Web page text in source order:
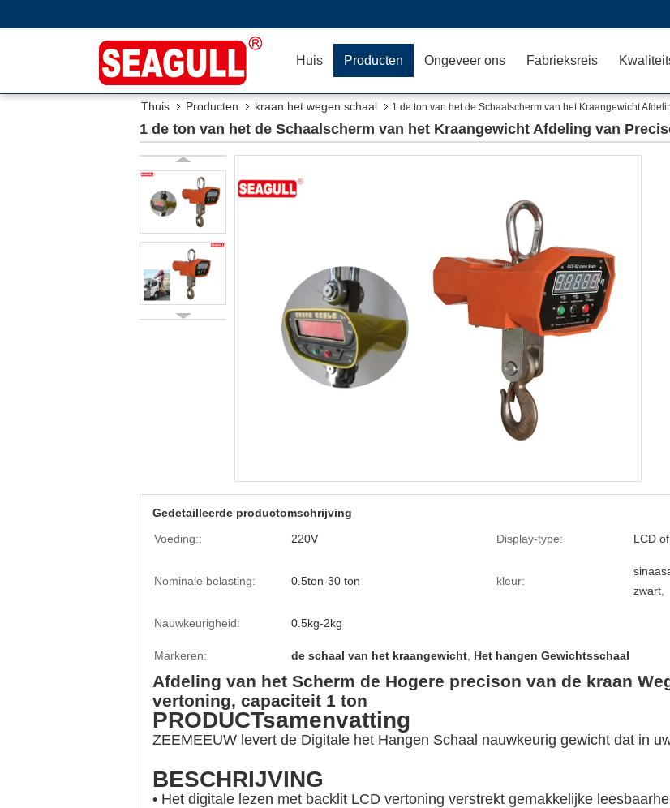
Huis Producten Ongeveer ons Fabrieksreis
Thuis Producten kraan het wegen schaal 1 de ton van het de Schaalscherm van het Kraangewicht
1 de ton van het de Schaalscherm van het Kraangewicht Afdeling van
Gedetailleerde productomschrijving
Voeding::
220V Display-type: LCD
Nominale belasting: 0.5ton-30 ton kleur:
zwart,
Nauwkeurigheid: 0.5kg-2kg
Markeren: de schaal van het kraangewicht Het hangen Gewichtsschaal
Afdeling van het Scherm de Hogere precison van de kraan
vertoning, capaciteit 1 ton
PRODUCTsamenvatting
ZEEMEEUW levert de Digitale het Hangen Schaal nauwkeurig gewicht dat in
BESCHRIJVING
• Het digitale lezen met backlit LCD vertoning verstrekt gemakkelijke